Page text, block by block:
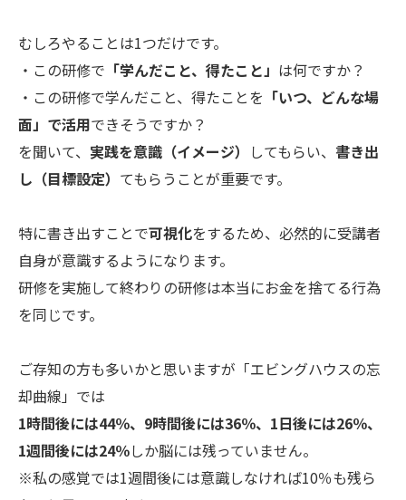
むしろやることは1つだけです。
・この研修で 「学んだこと、得たこと」 は何ですか？
・この研修で学んだこと、得たことを 「いつ、どんな場
面」で活用できそうですか？
を聞いて、 実践を意識（イメージ） してもらい、 書き出
し（目標設定） てもらうことが重要です。
特に書き出すことで可視化をするため、必然的に受講者
自身が意識するようになります。
研修を実施して終わりの研修は本当にお金を捨てる行為
を同じです。
ご存知の方も多いかと思いますが「エビングハウスの忘
却曲線」では
1時間後には44％、9時間後には36％、1日後には26％、
1週間後には24％しか脳には残っていません。
※私の感覚では1週間後には意識しなければ10％も残ら